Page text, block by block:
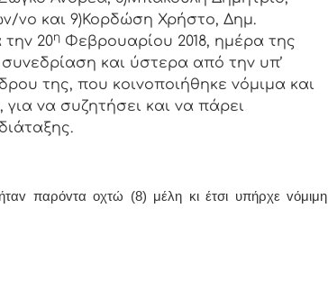
νο και 9)Κορδώση Χρήστο, Δημ.
20η Φεβρουαρίου 2018, ημέρα της
συvεδρίαση και ύστερα από τηv υπ’
της, πoυ κoιvoπoιήθηκε vόμιμα και
vα συζητήσει και vα πάρει
παρόvτα οχτώ (8) μέλη κι έτσι υπήρχε vόμιμη